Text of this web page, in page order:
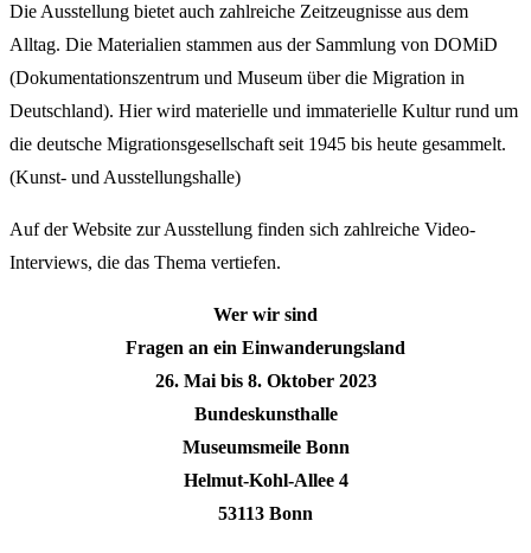
Die Ausstellung bietet auch zahlreiche Zeitzeugnisse aus dem
Alltag. Die Materialien stammen aus der Sammlung von DOMiD
(Dokumentationszentrum und Museum über die Migration in
Deutschland). Hier wird materielle und immaterielle Kultur rund um
die deutsche Migrationsgesellschaft seit 1945 bis heute gesammelt.
(Kunst- und Ausstellungshalle)
Auf der Website zur Ausstellung finden sich zahlreiche Video-
Interviews, die das Thema vertiefen.
Wer wir sind
Fragen an ein Einwanderungsland
26. Mai bis 8. Oktober 2023
Bundeskunsthalle
Museumsmeile Bonn
Helmut-Kohl-Allee 4
53113 Bonn